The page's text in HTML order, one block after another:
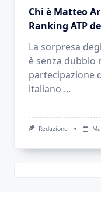
Chi è Matteo
Ranking ATP
La sorpresa
è senza dubbio
partecipazione
italiano ...
Redazione